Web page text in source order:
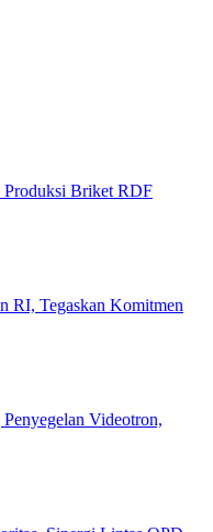
Produksi Briket RDF
RI, Tegaskan Komitmen
Videotron,